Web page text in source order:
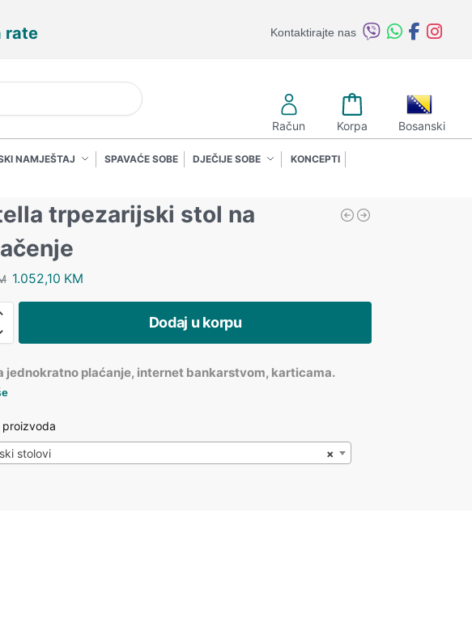
rate Kontaktirajte nas
Pretraži
Račun Korpa Bosanski
NAMJEŠTAJ SPAVAĆE SOBE DJEČIJE SOBE
KONCEPTI
trpezarijski stol na
1.052,10 KM
Dodaj u korpu
jednokratno plaćanje, internet bankarstvom, karticama.
proizvoda
×
stolovi